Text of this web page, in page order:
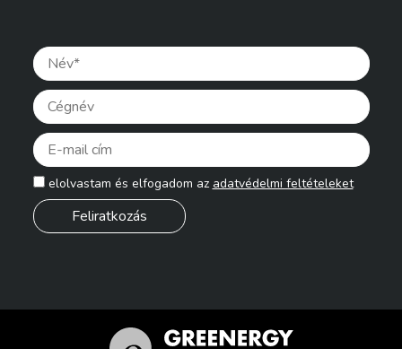
elolvastam és elfogadom az adatvédelmi feltételeket